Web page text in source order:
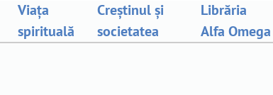
Viața
spirituală
Creștinul și
societatea
Librăria
Alfa Omega